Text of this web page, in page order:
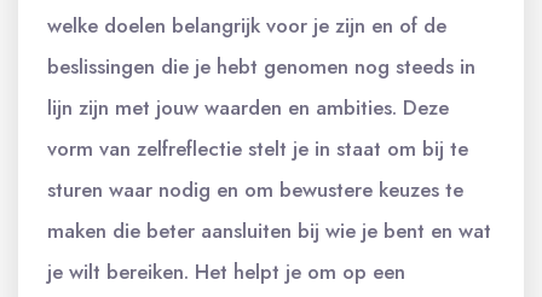
welke doelen belangrijk voor je zijn en of de
beslissingen die je hebt genomen nog steeds in
lijn zijn met jouw waarden en ambities. Deze
vorm van zelfreflectie stelt je in staat om bij te
sturen waar nodig en om bewustere keuzes te
maken die beter aansluiten bij wie je bent en wat
je wilt bereiken. Het helpt je om op een